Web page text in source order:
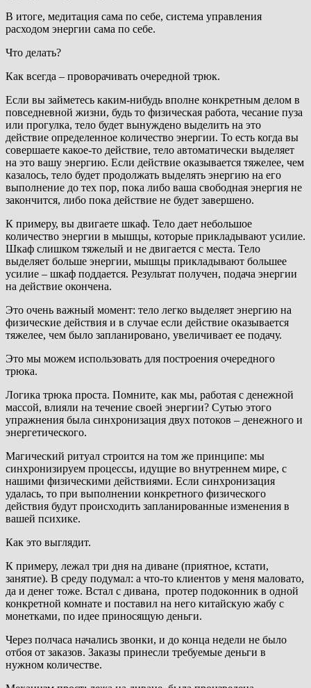
В итоге, медитация сама по себе, система управления
расходом энергии сама по себе.
Что делать?
Как всегда – проворачивать очередной трюк.
Если вы займетесь каким-нибудь вполне конкретным делом в
повседневной жизни, будь то физическая работа, чесание пуза
или прогулка, тело будет вынуждено выделить на это
действие определенное количество энергии. То есть когда вы
совершаете какое-то действие, тело автоматически выделяет
на это вашу энергию. Если действие оказывается тяжелее, чем
казалось, тело будет продолжать выделять энергию на его
выполнение до тех пор, пока либо ваша свободная энергия не
закончится, либо пока действие не будет завершено.
К примеру, вы двигаете шкаф. Тело дает небольшое
количество энергии в мышцы, которые прикладывают усилие.
Шкаф слишком тяжелый и не двигается с места. Тело
выделяет больше энергии, мышцы прикладывают большее
усилие – шкаф поддается. Результат получен, подача энергии
на действие окончена.
Это очень важный момент: тело легко выделяет энергию на
физические действия и в случае если действие оказывается
тяжелее, чем было запланировано, увеличивает ее подачу.
Это мы можем использовать для построения очередного
трюка.
Логика трюка проста. Помните, как мы, работая с денежной
массой, влияли на течение своей энергии? Сутью этого
упражнения была синхронизация двух потоков – денежного и
энергетического.
Магический ритуал строится на том же принципе: мы
синхронизируем процессы, идущие во внутреннем мире, с
нашими физическими действиями. Если синхронизация
удалась, то при выполнении конкретного физического
действия будут происходить запланированные изменения в
вашей психике.
Как это выглядит.
К примеру, лежал три дня на диване (приятное, кстати,
занятие). В среду подумал: а что-то клиентов у меня маловато,
да и денег тоже. Встал с дивана, протер подоконник в одной
конкретной комнате и поставил на него китайскую жабу с
монетками, по идее приносящую деньги.
Через полчаса начались звонки, и до конца недели не было
отбоя от заказов. Заказы принесли требуемые деньги в
нужном количестве.